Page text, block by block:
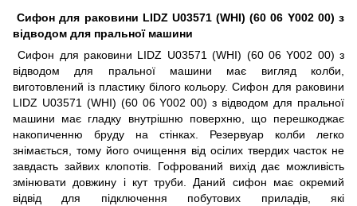
Сифон для раковини LIDZ U03571 (WHI) (60 06 Y002 00) з
відводом для пральної машини
Сифон для раковини LIDZ U03571 (WHI) (60 06 Y002 00) з
відводом для пральної машини має вигляд колби,
виготовлений із пластику білого кольору. Сифон для раковини
LIDZ U03571 (WHI) (60 06 Y002 00) з відводом для пральної
машини має гладку внутрішню поверхню, що перешкоджає
накопиченню бруду на стінках. Резервуар колби легко
знімається, тому його очищення від осілих твердих часток не
завдасть зайвих клопотів. Гофрований вихід дає можливість
змінювати довжину і кут труби. Даний сифон має окремий
відвід для підключення побутових приладів, які